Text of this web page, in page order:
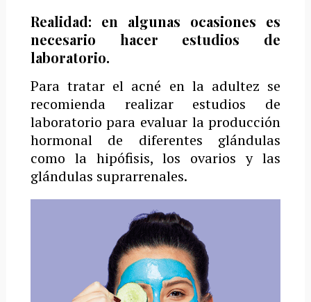
Realidad: en algunas ocasiones es
necesario hacer estudios de
laboratorio.
Para tratar el acné en la adultez se
recomienda realizar estudios de
laboratorio para evaluar la producción
hormonal de diferentes glándulas
como la hipófisis, los ovarios y las
glándulas suprarrenales.